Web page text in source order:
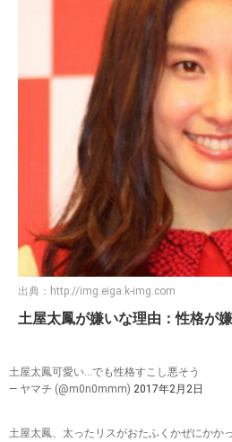
出典： http://img.eiga.k-img.com
土屋太鳳が嫌いな理由：性格が
土屋太鳳可愛い…でも性格すこし悪そう
— ヤマチ (@m0n0mmm) 2017年2月2日
土屋太鳳、太ったリスがおたふくかぜにかか